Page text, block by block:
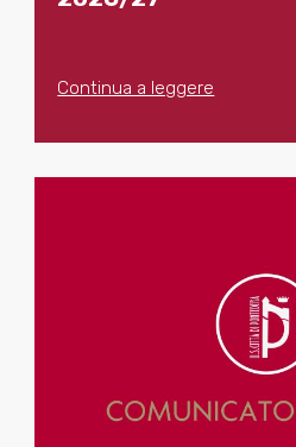
Continua a leggere